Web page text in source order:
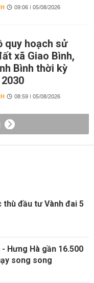
09:06 | 05/08/2026
quy hoạch sử
xã Giao Bình,
Bình thời kỳ
08:59 | 05/08/2026
thù đầu tư Vành đai 5
Hưng Hà gần 16.500
song song